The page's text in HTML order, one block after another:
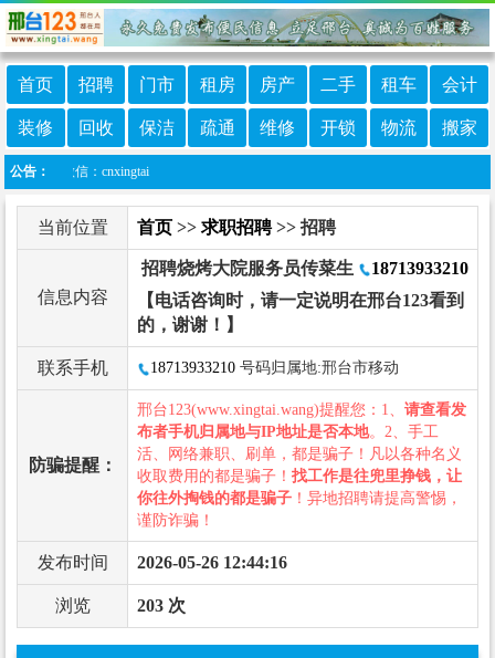
首页 招聘 门市 租房 房产 二手 租车 会计
装修 回收 保洁 疏通 维修 开锁 物流 搬家
公告：
客服微信：cnxingtai
当前位置 首页 >> 求职招聘>> 招聘
信息内容
招聘烧烤大院服务员传菜生
18713933210
【电话咨询时，请一定说明在邢台123看到
的，谢谢！】
联系手机 18713933210 号码归属地:邢台市移动
防骗提醒：
邢台123(www.xingtai.wang)提醒您：1、 请查看发
布者手机归属地与IP地址是否本地。2、手工
活、网络兼职、刷单，都是骗子！凡以各种名义
收取费用的都是骗子！ 找工作是往兜里挣钱，让
你往外掏钱的都是骗子 ！异地招聘请提高警惕，
谨防诈骗！
发布时间 2026-05-26 12:44:16
浏览 203 次